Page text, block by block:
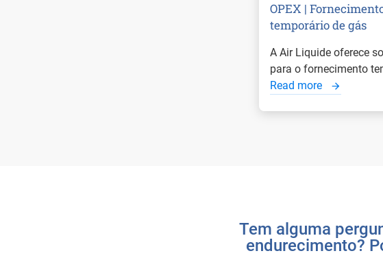
OPEX |
temporário de gás
A Air Liquide oferece
para o fornecimento
Read more
Tem alguma
endurecimento?